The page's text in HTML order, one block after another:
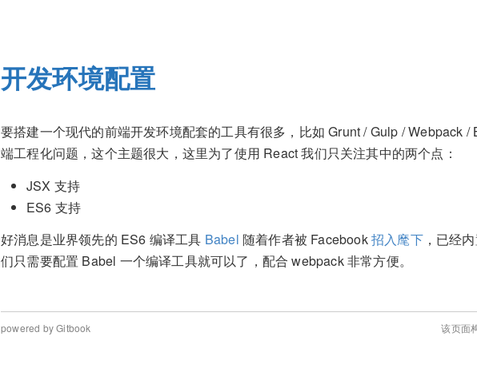
开发环境配置
要搭建一个现代的前端开发环境配套的工具有很多，比如 Grunt / Gulp / Webpack
端工程化问题，这个主题很大，这里为了使用 React 我们只关注其中的两个点：
JSX 支持
ES6 支持
好消息是业界领先的 ES6 编译工具 Babel 随着作者被 Facebook招入麾下，已经
们只需要配置 Babel 一个编译工具就可以了，配合 webpack 非常方便。
powered by Gitbook 该页面